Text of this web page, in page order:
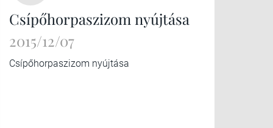
Csípőhorpaszizom nyújtása
2015/12/07
Csípőhorpaszizom nyújtása